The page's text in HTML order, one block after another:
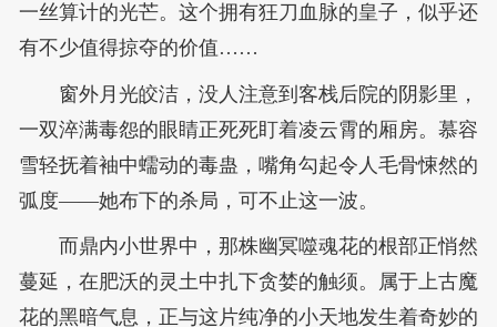
一丝算计的光芒。这个拥有狂刀血脉的皇子，似乎还
有不少值得掠夺的价值……
窗外月光皎洁，没人注意到客栈后院的阴影里，
一双淬满毒怨的眼睛正死死盯着凌云霄的厢房。慕容
雪轻抚着袖中蠕动的毒蛊，嘴角勾起令人毛骨悚然的
弧度——她布下的杀局，可不止这一波。
而鼎内小世界中，那株幽冥噬魂花的根部正悄然
蔓延，在肥沃的灵土中扎下贪婪的触须。属于上古魔
花的黑暗气息，正与这片纯净的小天地发生着奇妙的